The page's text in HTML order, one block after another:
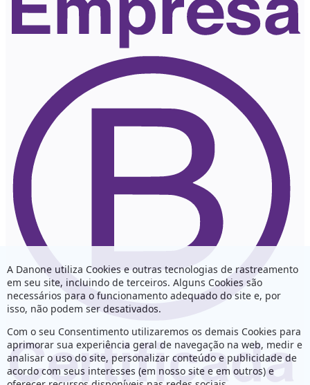
A Danone utiliza Cookies e outras tecnologias de rastreamento
em seu site, incluindo de terceiros. Alguns Cookies são
necessários para o funcionamento adequado do site e, por
isso, não podem ser desativados.
Com o seu Consentimento utilizaremos os demais Cookies para
aprimorar sua experiência geral de navegação na web, medir e
analisar o uso do site, personalizar conteúdo e publicidade de
acordo com seus interesses (em nosso site e em outros) e